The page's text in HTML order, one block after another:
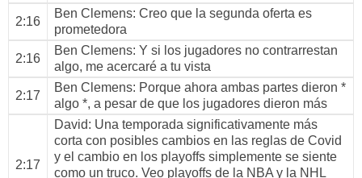
2:16
Ben Clemens: Creo que la segunda oferta es
prometedora
2:16
Ben Clemens: Y si los jugadores no contrarrestan
algo, me acercaré a tu vista
2:17
Ben Clemens: Porque ahora ambas partes dieron *
algo *, a pesar de que los jugadores dieron más
2:17
David: Una temporada significativamente más
corta con posibles cambios en las reglas de Covid
y el cambio en los playoffs simplemente se siente
como un truco. Veo playoffs de la NBA y la NHL